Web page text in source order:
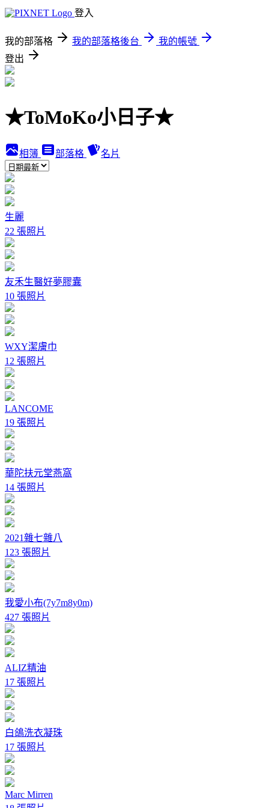
登入
我的部落格 我的部落格後台
我的帳號
登出
★ToMoKo小日子★
相簿 部落格 名片
生麗
22 張照片
友禾生醫好夢膠囊
10 張照片
WXY潔膚巾
12 張照片
LANCOME
19 張照片
華陀扶元堂燕窩
14 張照片
2021雜七雜八
123 張照片
我愛小布(7y7m8y0m)
427 張照片
ALIZ精油
17 張照片
白鴿洗衣凝珠
17 張照片
Marc Mirren